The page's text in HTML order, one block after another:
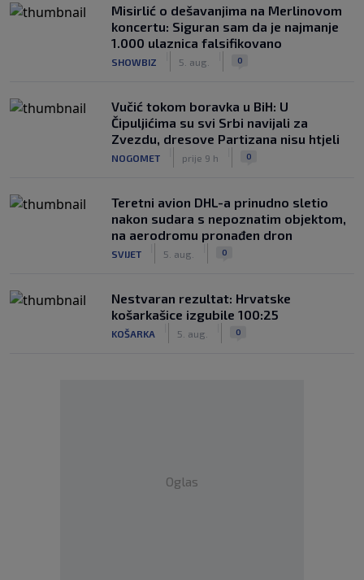
Misirlić o dešavanjima na Merlinovom
koncertu: Siguran sam da je najmanje
1.000 ulaznica falsifikovano
SHOWBIZ 5. aug. 0
Vučić tokom boravka u BiH: U
Čipuljićima su svi Srbi navijali za
Zvezdu, dresove Partizana nisu htjeli
NOGOMET prije 9 h 0
Teretni avion DHL-a prinudno sletio
nakon sudara s nepoznatim objektom,
na aerodromu pronađen dron
SVIJET 5. aug. 0
Nestvaran rezultat: Hrvatske
košarkašice izgubile 100:25
KOŠARKA 5. aug. 0
Oglas